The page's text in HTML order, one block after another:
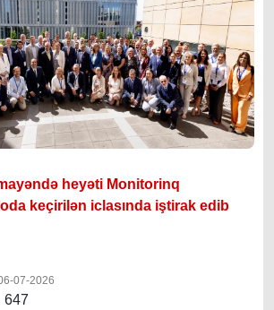
heyəti Monitorinq
keçirilən iclasında iştirak edib
07-2026
647